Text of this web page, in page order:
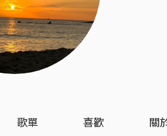
歌單 喜歡 關